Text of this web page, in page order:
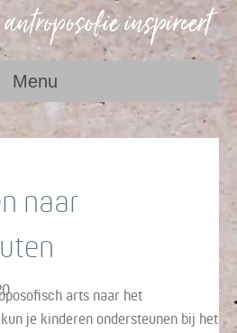
Menu
naar
arts naar het
je kinderen ondersteunen bij het